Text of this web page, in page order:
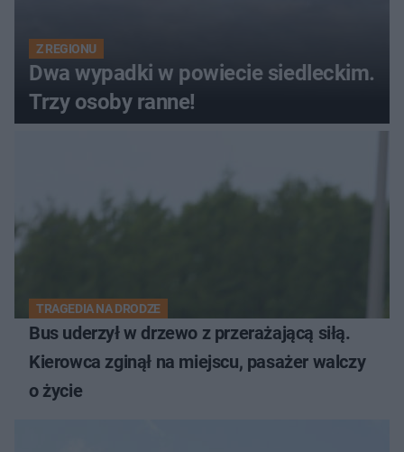
Z REGIONU
Dwa wypadki w powiecie siedleckim.
Trzy osoby ranne!
TRAGEDIA NA DRODZE
Bus uderzył w drzewo z przerażającą siłą.
Kierowca zginął na miejscu, pasażer walczy
o życie